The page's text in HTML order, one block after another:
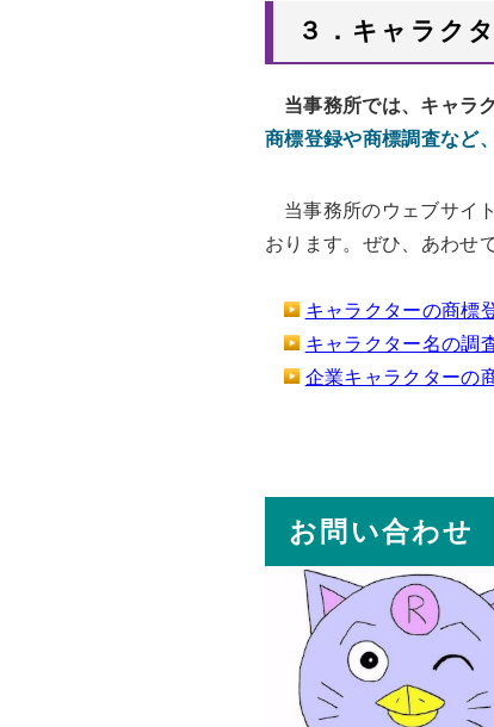
３．キャラク
当事務所では、キャラ
商標登録や商標調査など
当事務所のウェブサイ
おります。ぜひ、あわせ
キャラクターの商標
キャラクター名の調
企業キャラクターの
お問い合わせ